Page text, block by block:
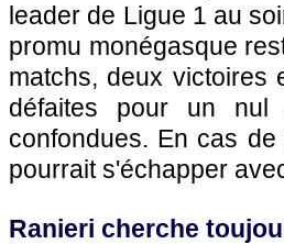
leader de Ligue 1 au
promu monégasque
matchs, deux victoires
défaites pour un nul
confondues. En cas
pourrait s'échapper
Ranieri cherche